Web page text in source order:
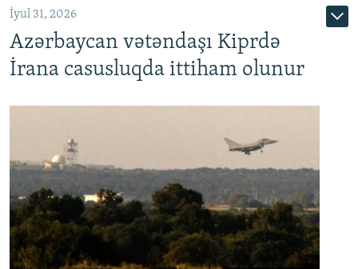
İyul 31, 2026
Azərbaycan vətəndaşı Kiprdə
İrana casusluqda ittiham olunur